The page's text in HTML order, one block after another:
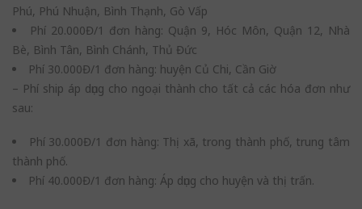
Phú, Phú Nhuận, Bình Thạnh, Gò Vấp
Phí 20.000Đ/1 đơn hàng: Quận 9, Hóc Môn, Quận 12, Nhà
Bè, Bình Tân, Bình Chánh, Thủ Đức
Phí 30.000Đ/1 đơn hàng: huyện Củ Chi, Cần Giờ
– Phí ship áp dụng cho ngoại thành cho tất cả các hóa đơn như
sau:
Phí 30.000Đ/1 đơn hàng: Thị xã, trong thành phố, trung tâm
thành phố.
Phí 40.000Đ/1 đơn hàng: Áp dụng cho huyện và thị trấn.